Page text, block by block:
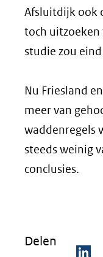
Afsluitdijk ook
toch uitzoeken
studie zou
Nu Friesland
meer van
waddenregels
steeds weinig
conclusies.
Delen